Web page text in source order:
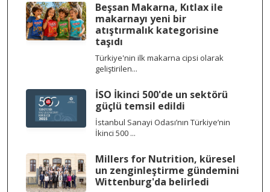
Beşsan Makarna, Kıtlax ile
makarnayı yeni bir
atıştırmalık kategorisine
taşıdı
Türkiye'nin ilk makarna cipsi olarak
geliştirilen...
İSO İkinci 500'de un sektörü
güçlü temsil edildi
İstanbul Sanayi Odası’nın Türkiye’nin
İkinci 500 ...
Millers for Nutrition, küresel
un zenginleştirme gündemini
Wittenburg'da belirledi